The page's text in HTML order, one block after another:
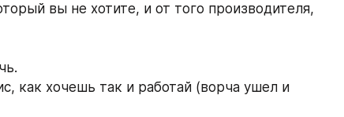
вы не хотите, и от того производителя,
как хочешь так и работай (ворча ушел и